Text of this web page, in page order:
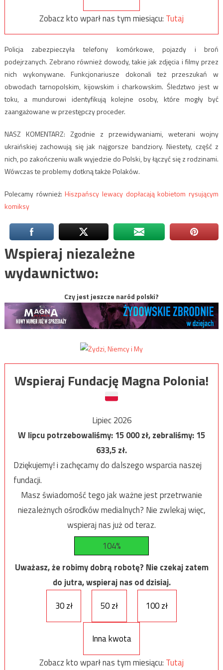
Zobacz kto wparł nas tym miesiącu: Tutaj
Policja zabezpieczyła telefony komórkowe, pojazdy i broń
podejrzanych. Zebrano również dowody, takie jak zdjęcia i filmy przez
nich wykonywane. Funkcjonariusze dokonali też przeszukań w
obwodach tarnopolskim, kijowskim i charkowskim. Śledztwo jest w
toku, a mundurowi identyfikują kolejne osoby, które mogły być
zaangażowane w przestępczy proceder.
NASZ KOMENTARZ: Zgodnie z przewidywaniami, weterani wojny
ukraińskiej zachowują się jak najgorsze bandziory. Niestety, część z
nich, po zakończeniu walk wyjedzie do Polski, by łączyć się z rodzinami.
Wówczas te problemy dotkną także Polaków.
Polecamy również:Hiszpańscy lewacy dopłacają kobietom rysującym
komiksy
Wspieraj niezależne
wydawnictwo:
Czy jest jeszcze naród polski?
Wspieraj Fundację Magna Polonia!
Lipiec 2026
W lipcu potrzebowaliśmy:15 000zł, zebraliśmy:15
633,5zł.
Dziękujemy! i zachęcamy do dalszego wsparcia naszej
fundacji.
Masz świadomość tego jak ważne jest przetrwanie
niezależnych ośrodków medialnych? Nie zwlekaj więc,
wspieraj nas już od teraz.
104%
Uważasz, że robimy dobrą robotę? Nie czekaj zatem
do jutra, wspieraj nas od dzisiaj.
30 zł
50 zł 100 zł
Inna kwota
Zobacz kto wparł nas tym miesiącu: Tutaj